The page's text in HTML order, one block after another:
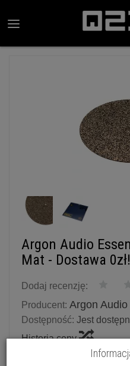
Argon Audio
Mat - Dostawa 0zł!
Dodaj recenzję:
Producent: Argon Audio
Dostępność: Jest
Historia ceny